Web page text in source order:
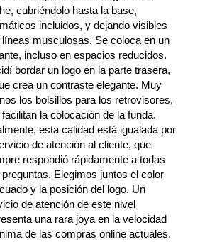
cubriéndolo hasta la base,
incluidos, y dejando visibles
musculosas. Se coloca en un
incluso en espacios reducidos.
bordar un logo en la parte trasera,
crea un contraste elegante. Muy
los bolsillos para los retrovisores,
facilitan la colocación de la funda.
esta calidad está igualada por
de atención al cliente, que
respondió rápidamente a todas
Elegimos juntos el color
y la posición del logo. Un
de atención de este nivel
una rara joya en la velocidad
de las compras online actuales.